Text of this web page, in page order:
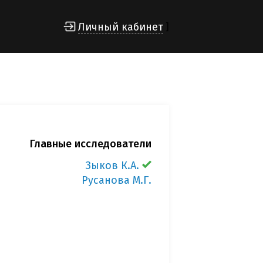
Личный кабинет
Главные исследователи
Зыков К.А.
Русанова М.Г.